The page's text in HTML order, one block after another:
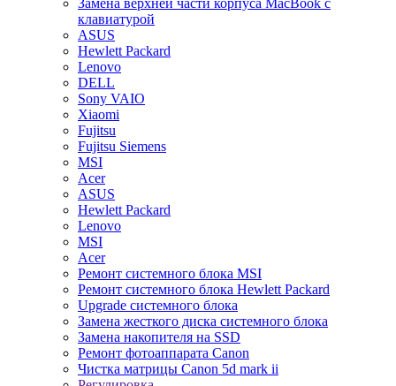
Замена верхней части корпуса MacBook с
клавиатурой
ASUS
Hewlett Packard
Lenovo
DELL
Sony VAIO
Xiaomi
Fujitsu
Fujitsu Siemens
MSI
Acer
ASUS
Hewlett Packard
Lenovo
MSI
Acer
Ремонт системного блока MSI
Ремонт системного блока Hewlett Packard
Upgrade системного блока
Замена жесткого диска системного блока
Замена накопителя на SSD
Ремонт фотоаппарата Canon
Чистка матрицы Canon 5d mark ii